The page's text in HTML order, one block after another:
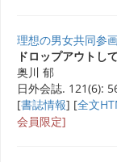
理想の男女共同参
ドロップアウトし
奥川 郁
日外会誌. 121(6):
[書誌情報] [全文
会員限定]